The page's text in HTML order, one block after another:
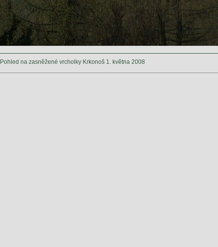
Pohled na zasněžené vrcholky Krkonoš 1. května 2008